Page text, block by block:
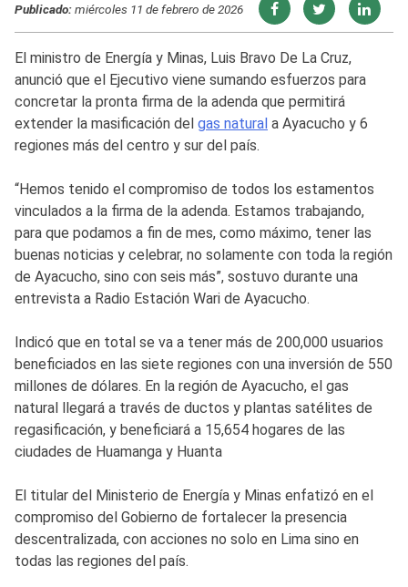
Publicado:miércoles 11 de febrero de 2026
El ministro de Energía y Minas, Luis Bravo De La Cruz,
anunció que el Ejecutivo viene sumando esfuerzos para
concretar la pronta firma de la adenda que permitirá
extender la masificación del gas natural a Ayacucho y 6
regiones más del centro y sur del país.
“Hemos tenido el compromiso de todos los estamentos
vinculados a la firma de la adenda. Estamos trabajando,
para que podamos a fin de mes, como máximo, tener las
buenas noticias y celebrar, no solamente con toda la región
de Ayacucho, sino con seis más”, sostuvo durante una
entrevista a Radio Estación Wari de Ayacucho.
Indicó que en total se va a tener más de 200,000 usuarios
beneficiados en las siete regiones con una inversión de 550
millones de dólares. En la región de Ayacucho, el gas
natural llegará a través de ductos y plantas satélites de
regasificación, y beneficiará a 15,654 hogares de las
ciudades de Huamanga y Huanta
El titular del Ministerio de Energía y Minas enfatizó en el
compromiso del Gobierno de fortalecer la presencia
descentralizada, con acciones no solo en Lima sino en
todas las regiones del país.